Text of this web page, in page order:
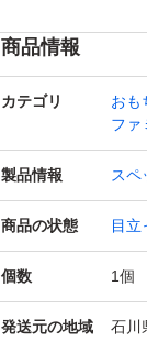
商品情報
カテゴリ おも
ファ
製品情報 スペ
商品の状態 目立
個数 1個
発送元の地域 石川